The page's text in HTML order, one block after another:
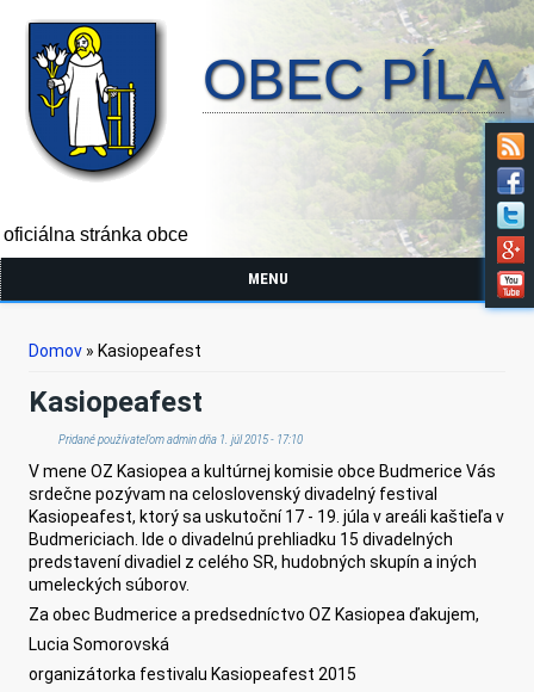
OBEC PÍLA
oficiálna stránka obce
MENU
Nachádzate sa tu
Domov » Kasiopeafest
Kasiopeafest
Pridané používateľomadmindňa 1. júl 2015 - 17:10
V mene OZ Kasiopea a kultúrnej komisie obce Budmerice Vás
srdečne pozývam na celoslovenský divadelný festival
Kasiopeafest, ktorý sa uskutoční 17 - 19. júla v areáli kaštieľa v
Budmericiach. Ide o divadelnú prehliadku 15 divadelných
predstavení divadiel z celého SR, hudobných skupín a iných
umeleckých súborov.
Za obec Budmerice a predsedníctvo OZ Kasiopea ďakujem,
Lucia Somorovská
organizátorka festivalu Kasiopeafest 2015